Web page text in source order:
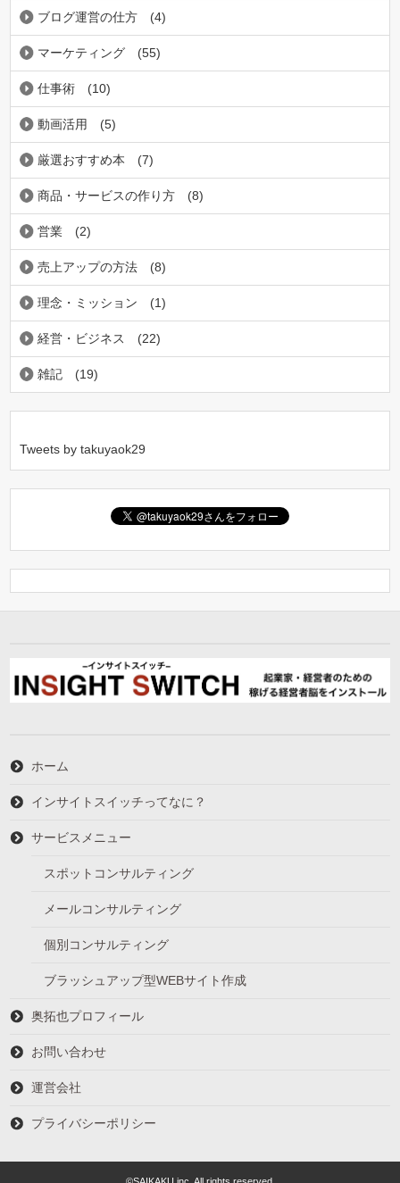
ブログ運営の仕方 (4)
マーケティング (55)
仕事術 (10)
動画活用 (5)
厳選おすすめ本 (7)
商品・サービスの作り方 (8)
営業 (2)
売上アップの方法 (8)
理念・ミッション (1)
経営・ビジネス (22)
雑記 (19)
Tweets by takuyaok29
ホーム
インサイトスイッチってなに？
サービスメニュー
スポットコンサルティング
メールコンサルティング
個別コンサルティング
ブラッシュアップ型WEBサイト作成
奥拓也プロフィール
お問い合わせ
運営会社
プライバシーポリシー
©SAIKAKU inc. All rights reserved.